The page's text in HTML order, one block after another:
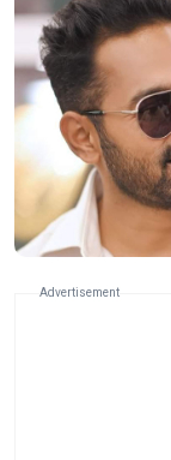
Advertisement